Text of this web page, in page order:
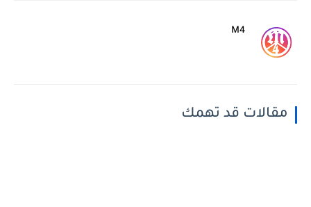
M4
مقالات قد تهمك